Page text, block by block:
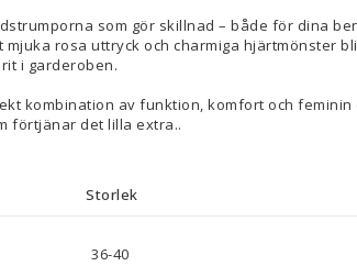
till i favoritlistan
som gör skillnad – både för dina
mjuka rosa uttryck och charmiga hjärtmönster
i garderoben.
kombination av funktion, komfort och feminin
förtjänar det lilla extra..
Storlek
36-40